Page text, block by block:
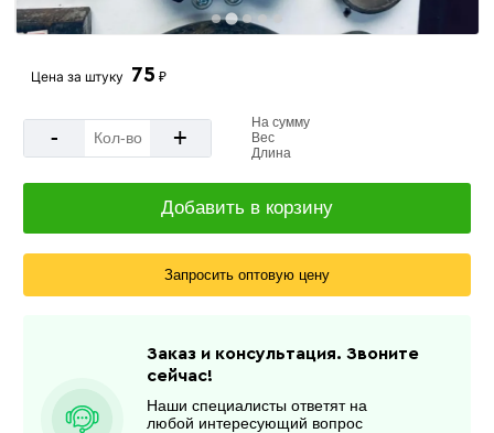
Цена за штуку 75 ₽
- +
На сумму
Вес
Длина
Добавить в корзину
Запросить оптовую цену
Заказ и консультация. Звоните
сейчас!
Наши специалисты ответят на
любой интересующий вопрос